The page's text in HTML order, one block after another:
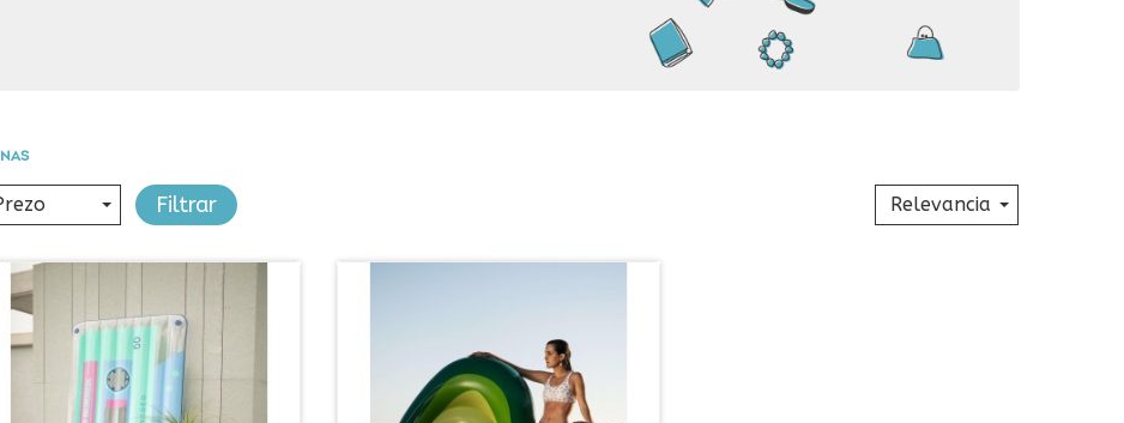
Relevancia
Filtrar